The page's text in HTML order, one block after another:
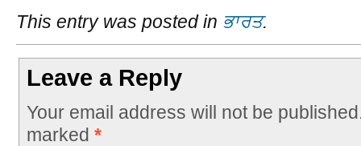
This entry was posted in ਭਾਰਤ.
Leave a Reply
Your email address will not be
marked *